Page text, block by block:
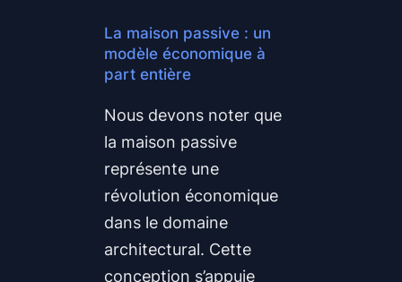
La maison passive : un
modèle économique à
part entière
Nous devons noter que
la maison passive
représente une
révolution économique
dans le domaine
architectural. Cette
conception s’appuie